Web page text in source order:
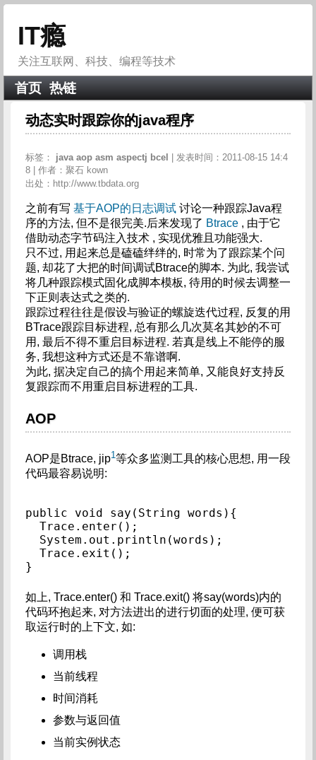
IT瘾
关注互联网、科技、编程等技术
首页 热链
动态实时跟踪你的java程序
标签： java aop asm aspectj bcel
| 发表时间：2011-08-15 14:4
8 | 作者：聚石 kown
出处：http://www.tbdata.org
之前有写 基于AOP的日志调试讨论一种跟踪Java程
序的方法, 但不是很完美.后来发现了 Btrace, 由于它
借助动态字节码注入技术 , 实现优雅且功能强大.
只不过, 用起来总是磕磕绊绊的, 时常为了跟踪某个问
题, 却花了大把的时间调试Btrace的脚本. 为此, 我尝试
将几种跟踪模式固化成脚本模板, 待用的时候去调整一
下正则表达式之类的.
跟踪过程往往是假设与验证的螺旋迭代过程, 反复的用
BTrace跟踪目标进程, 总有那么几次莫名其妙的不可
用, 最后不得不重启目标进程. 若真是线上不能停的服
务, 我想这种方式还是不靠谱啊.
为此, 据决定自己的搞个用起来简单, 又能良好支持反
复跟踪而不用重启目标进程的工具.
AOP
AOP是Btrace, jip1等众多监测工具的核心思想, 用一段
代码最容易说明:
public void say(String words){
如上, Trace.enter() 和 Trace.exit() 将say(words)内的
代码环抱起来, 对方法进出的进行切面的处理, 便可获
取运行时的上下文, 如:
调用栈
当前线程
时间消耗
参数与返回值
当前实例状态